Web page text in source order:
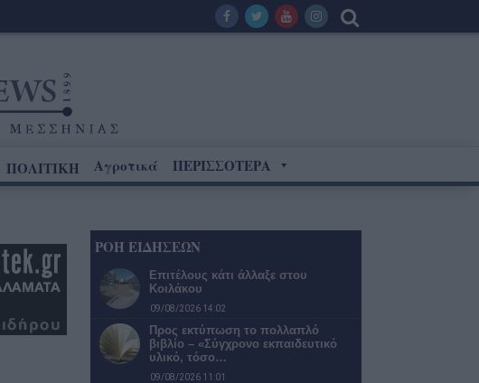
ΠΟΛΙΤΙΚΗ Αγροτικά ΠΕΡΙΣΣΟΤΕΡΑ
ΡΟΗ ΕΙΔΗΣΕΩΝ
Επιτέλους κάτι άλλαξε στου
Κοιλάκου
09/08/2026 14:02
Προς εκτύπωση το πολλαπλό
βιβλίο – «Σύγχρονο εκπαιδευτικό
υλικό, τόσο…
09/08/2026 11:01